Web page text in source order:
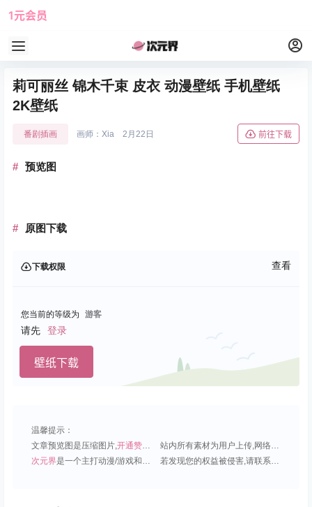
1元会员
莉可丽丝 锦木千束 皮衣 动漫壁纸 手机壁纸
2K壁纸
番剧插画 画师：Xia 2月22日 前往下载
预览图
原图下载
下载权限 查看
您当前的等级为 游客
请先 登录
壁纸下载
温馨提示：
文章预览图是压缩图片,开通赞助会员 可免费下载超清原图;
站内所有素材为用户上传,网络分享或原创,请勿用于商业用途;
次元界是一个主打动漫/游戏和虚拟偶像角色的插画壁纸平台; 若发现您的权益被侵害,请联系QQ1815919191,我们尽快处理.